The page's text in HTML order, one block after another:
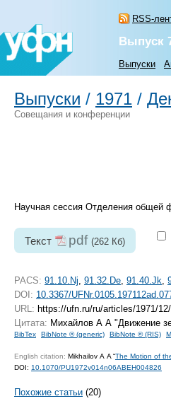
RSS-
Выпуск
Выпуски
Выпуски / 1971 /
Совещания и конференции
Научная сессия Отделения общей
Текст pdf (262 Кб)
PACS: 91.10.Nj 91.32.De 91.40.Jk
DOI: 10.3367/
URL: https://ufn.ru/ru/articles/1971/
Цитата: Михайлов А А "Движение
BibTex BibNote ® (generic) BibNote ® (RIS)
English citation: Mikhailov A A “The Motion of
DOI: 10.1070/PU1972v014n06ABEH004826
Похожие статьи (20)